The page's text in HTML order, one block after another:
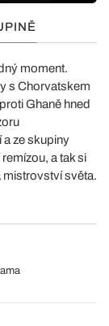
moment.
s Chorvatskem
Ghaně hned
a ze skupiny
a tak si
mistrovství světa.